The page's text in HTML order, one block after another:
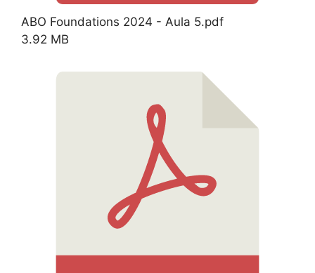
ABO Foundations 2024 - Aula 5.pdf
3.92 MB